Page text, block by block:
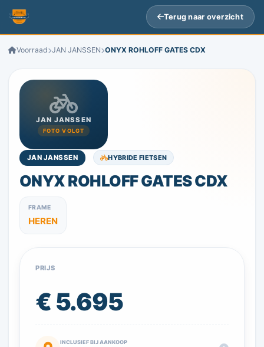
Terug naar overzicht
Voorraad JAN JANSSEN ONYX ROHLOFF GATES CDX
JAN JANSSEN
FOTO VOLGT
JAN JANSSEN HYBRIDE FIETSEN
ONYX ROHLOFF GATES CDX
FRAME
HEREN
PRIJS
€ 5.695
INCLUSIEF BIJ AANKOOP